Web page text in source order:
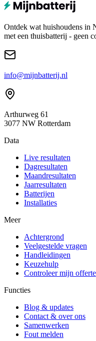
Ontdek wat huishoudens in
met een thuisbatterij - geen
info@mijnbatterij.nl
Arthurweg 61
3077 NW Rotterdam
Data
Live resultaten
Dagresultaten
Maandresultaten
Jaarresultaten
Batterijen
Installaties
Meer
Achtergrond
Veelgestelde vragen
Handleidingen
Keuzehulp
Controleer mijn offerte
Functies
Blog & updates
Contact & over ons
Samenwerken
Fout melden